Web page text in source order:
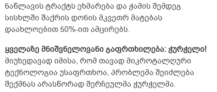
მეტიც რომ მქონდეს სასიარულო, ამ
მანძილზეც ფეხით დავდივარ.
ჯან&ndash;ღონეს არ ვუჩივი, საკმაოდ მძიმე
ტვირთის აწევაც შემიძლია, ჩემზე გაცილებით
მაგალითად მკლავჭიდში. სამსახურშიც
ვასრულებ საკმაოდ რთულ გონებრივ
სამუშაოებს. ასეთი შეკითხვა მაქვს:
ბავშვობიდანაც, ახლაც ძლიერი მადა მაქვს,
დიდი რაოდენობით საჭმელს ვჭამ, ჯანსაღ
ნაწლავის ტრაქტს ეხმარება და ჭამის შემდეგ
სისხლში შაქრის დონის მკვეთრ მატებას
დაახლოებით 50%-ით ამცირებს.
ყველაზე მნიშვნელოვანი გაფრთხილება: ჭურჭელი!
მიუხედავად იმისა, რომ თავად მიკროტალღური
ტექნოლოგია უსაფრთხოა, პრობლემა შეიძლება
შექმნას არასწორად შერჩეულმა ჭურჭელმა.